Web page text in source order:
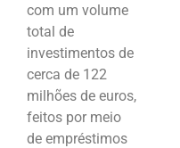
com um volume
total de
investimentos de
cerca de 122
milhões de euros,
feitos por meio
de empréstimos